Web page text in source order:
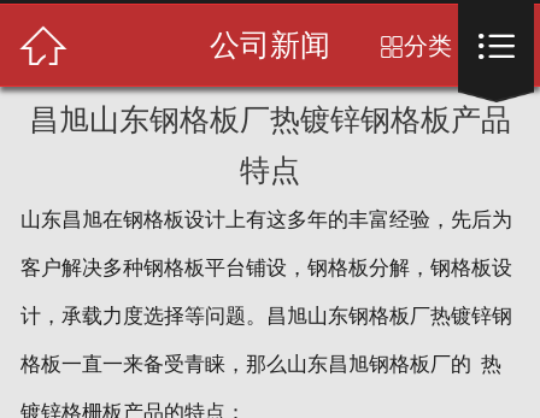
关于我们
新闻中心
成功案例
 公司新闻 分类 
昌旭山东钢格板厂热镀锌钢格板产品
特点
山东昌旭在钢格板设计上有这多年的丰富经验，先后为
客户解决多种钢格板平台铺设，钢格板分解，钢格板设
计，承载力度选择等问题。昌旭山东钢格板厂热镀锌钢
格板一直一来备受青睐，那么山东昌旭钢格板厂的 热
镀锌格栅板产品的特点：